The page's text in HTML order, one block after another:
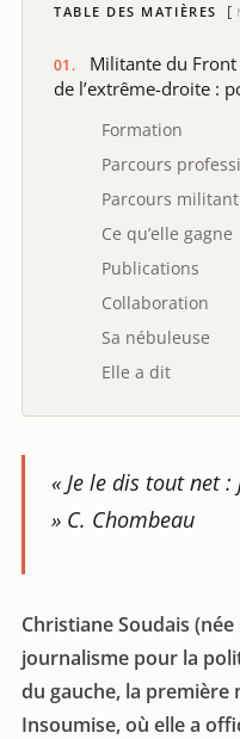
TABLE DES MATIÈRES
Militante du Front
de l’extrême-droite :
Formation
Parcours
Parcours militant
Ce qu’elle gagne
Publications
Collaboration
Sa nébuleuse
Elle a dit
« Je le dis tout net
» C. Chombeau
Christiane Soudais
journalisme pour la
du gauche, la première
Insoumise, où elle a